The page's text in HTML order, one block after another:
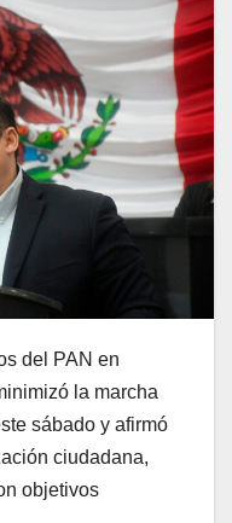
del PAN en
la marcha
sábado y afirmó
ciudadana,
objetivos